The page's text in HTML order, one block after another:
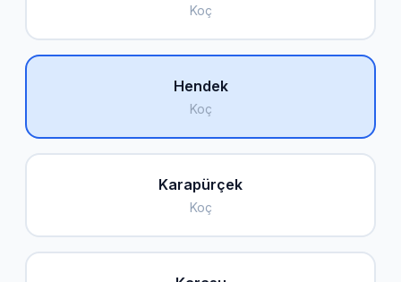
Koç
Hendek
Koç
Karapürçek
Koç